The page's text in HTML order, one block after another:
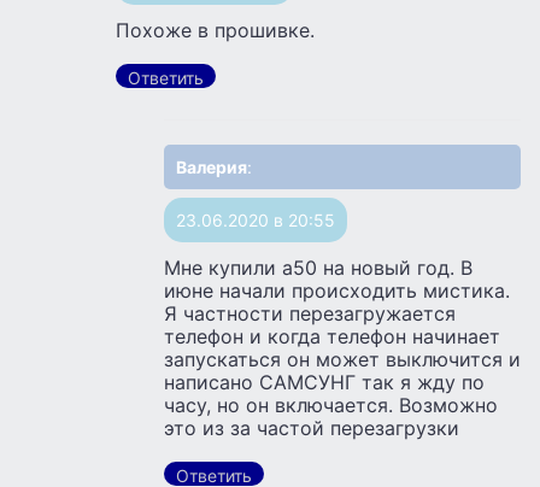
Похоже в прошивке.
Ответить
Валерия:
23.06.2020 в 20:55
Мне купили а50 на новый год. В
июне начали происходить мистика.
Я частности перезагружается
телефон и когда телефон начинает
запускаться он может выключится и
написано САМСУНГ так я жду по
часу, но он включается. Возможно
это из за частой перезагрузки
Ответить